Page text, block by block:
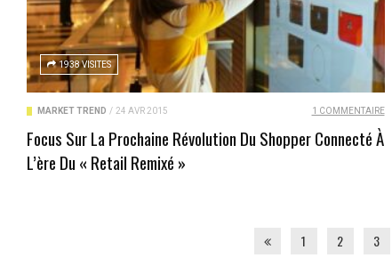
1938 VISITES
MARKET TREND / 24 AVR 2015 1 COMMENTAIRE
Focus Sur La Prochaine Révolution Du Shopper Connecté À
L’ère Du « Retail Remixé »
1 2 3